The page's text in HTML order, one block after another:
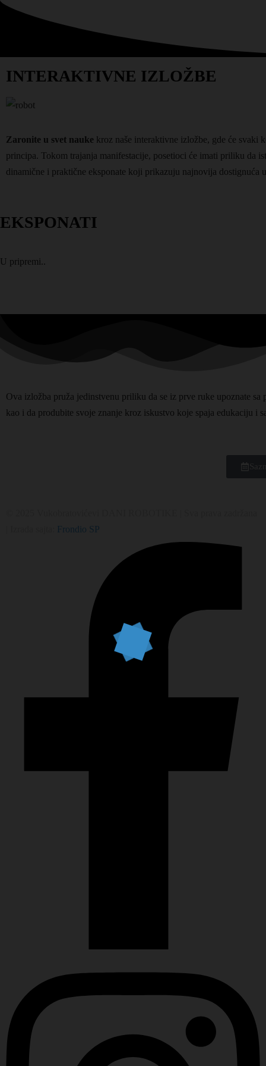
INTERAKTIVNE IZLOŽBE
Zaronite u svet nauke kroz naše interaktivne izložbe, gde će svaki
principa. Tokom trajanja manifestacije, posetioci će imati priliku da
dinamične i praktične eksponate koji prikazuju najnovija dostignuća
EKSPONATI
U pripremi..
Ova izložba pruža jedinstvenu priliku da se iz prve ruke upoznate
kao i da produbite svoje znanje kroz iskustvo koje spaja edukaciju i
Frondio SP